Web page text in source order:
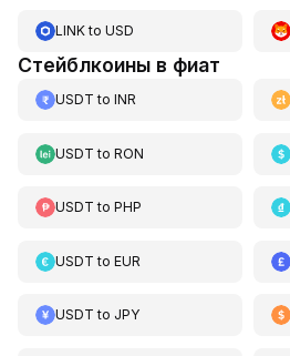
LINKto USD
Стейблкоины в фиат
USDT to INR
USDT to RON
USDT to PHP
USDT to EUR
USDT to JPY